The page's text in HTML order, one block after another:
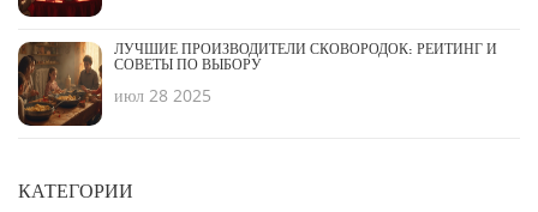
ЛУЧШИЕ ПРОИЗВОДИТЕЛИ СКОВОРОДОК: РЕЙТИНГ И
СОВЕТЫ ПО ВЫБОРУ
июл 28 2025
КАТЕГОРИИ